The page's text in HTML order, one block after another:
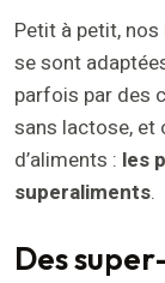
Petit à petit,
se sont
parfois par des
sans lactose, et
d’aliments : les
superaliments.
Des